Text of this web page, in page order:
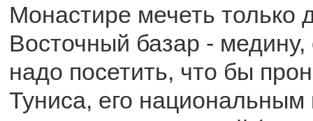
Монастире мечеть только
Восточный базар - медину,
надо посетить, что бы
Туниса, его национальным